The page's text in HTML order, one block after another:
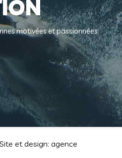
motivées et passionnées.
et design: agence